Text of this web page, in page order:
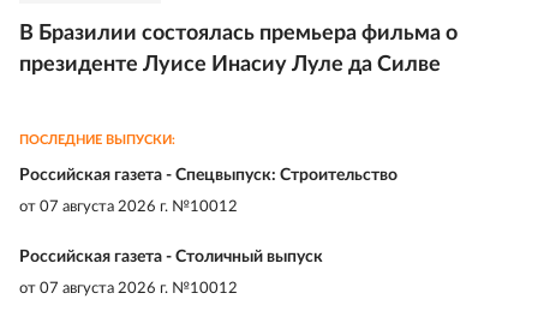
В Бразилии состоялась премьера фильма о
президенте Луисе Инасиу Луле да Силве
ПОСЛЕДНИЕ ВЫПУСКИ:
Российская газета - Спецвыпуск: Строительство
от 07 августа 2026 г. №10012
Российская газета - Столичный выпуск
от 07 августа 2026 г. №10012